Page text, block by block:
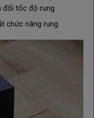
đổi tốc độ rung
chức năng rung.